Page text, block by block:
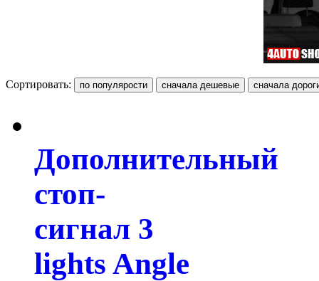
Сортировать:
Дополнительный
стоп-
сигнал 3
lights Angle